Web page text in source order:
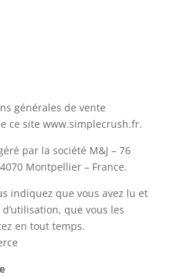
générales de vente
ce site www.simplecrush.fr.
par la société M&J – 76
Montpellier – France.
indiquez que vous avez lu et
que vous les
en tout temps.